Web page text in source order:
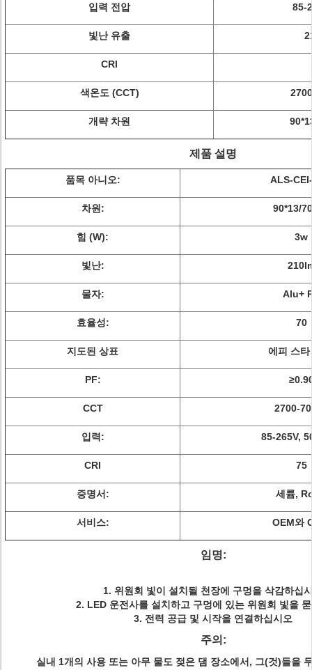
입력 전압 85-
빛난 유출
CRI
색온도 (CCT)
개략 차원
제품 설명
품목 아니오: ALS-
차원: 90*13/
힘 (W): 3w
빛난:
물자: Alu+
효율성: 70
지도된 상표 에피 스
PF:
CCT 2700-
입력: 85-265V,
CRI 75
증명서: 세륨,
서비스: OEM와
임명:
1. 위원회 빛이 설치될 천장에 구멍을 삭감하십
2. LED 운전사를 설치하고 구멍에 있는 위원회 빛을
3. 전력 공급 및 시작을 연결하십시오
주의:
실내 1개의 사용 또는 아무 물도 젖은 댐 장소에서, 그(것)들을